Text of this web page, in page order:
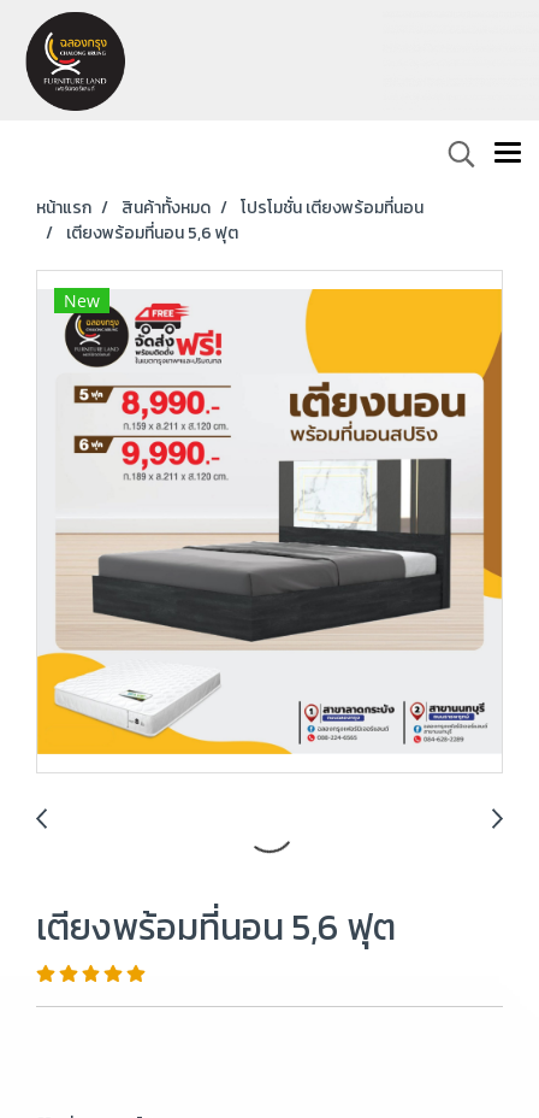
หน้าแรก สินค้าทั้งหมด
โปรโมชั่น เตียงพร้อมที่นอน
เตียงพร้อมที่นอน 5,6 ฟุต
New
เตียงพร้อมที่นอน 5,6 ฟุต